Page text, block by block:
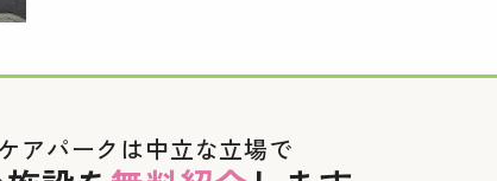
ケアパークは中立な立場で